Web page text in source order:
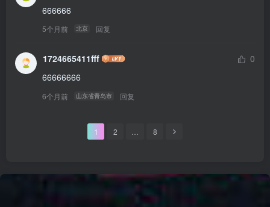
666666
5个月前 北京 回复
1724665411fff
0
66666666
6个月前 山东省青岛市 回复
1 2 8